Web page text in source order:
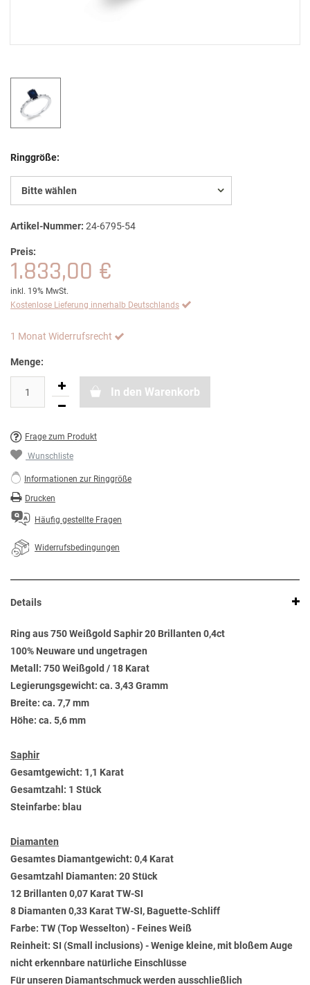
Ringgröße:
Bitte wählen
Artikel-Nummer: 24-6795-54
Preis:
1.833,00 €
inkl. 19% MwSt.
Kostenlose Lieferung innerhalb Deutschlands
1 Monat Widerrufsrecht
Menge:
In den Warenkorb
Frage zum Produkt
Wunschliste
Informationen zur Ringgröße
Drucken
Häufig gestellte Fragen
Widerrufsbedingungen
Details
Ring aus 750 Weißgold Saphir 20 Brillanten 0,4ct
100% Neuware und ungetragen
Metall: 750 Weißgold / 18 Karat
Legierungsgewicht: ca. 3,43 Gramm
Breite: ca. 7,7 mm
Höhe: ca. 5,6 mm
Saphir
Gesamtgewicht: 1,1 Karat
Gesamtzahl: 1 Stück
Steinfarbe: blau
Diamanten
Gesamtes Diamantgewicht: 0,4 Karat
Gesamtzahl Diamanten: 20 Stück
12 Brillanten 0,07 Karat TW-SI
8 Diamanten 0,33 Karat TW-SI, Baguette-Schliff
Farbe: TW (Top Wesselton) - Feines Weiß
Reinheit: SI (Small inclusions) - Wenige kleine, mit bloßem Auge
nicht erkennbare natürliche Einschlüsse
Für unseren Diamantschmuck werden ausschließlich